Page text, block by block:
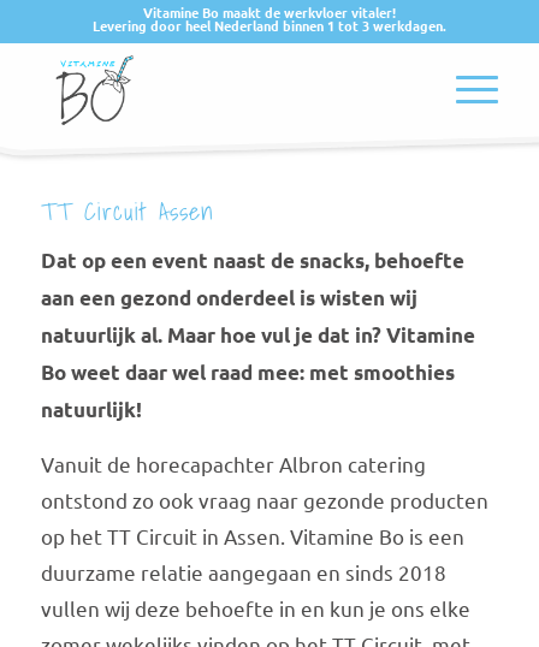
Vitamine Bo maakt de werkvloer vitaler!
Levering door heel Nederland binnen 1 tot 3 werkdagen.
TT Circuit Assen
Dat op een event naast de snacks, behoefte
aan een gezond onderdeel is wisten wij
natuurlijk al. Maar hoe vul je dat in? Vitamine
Bo weet daar wel raad mee: met smoothies
natuurlijk!
Vanuit de horecapachter Albron catering
ontstond zo ook vraag naar gezonde producten
op het TT Circuit in Assen. Vitamine Bo is een
duurzame relatie aangegaan en sinds 2018
vullen wij deze behoefte in en kun je ons elke